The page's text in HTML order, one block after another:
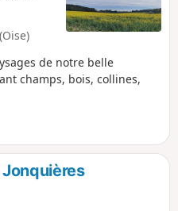
de notre belle
champs, bois, collines,